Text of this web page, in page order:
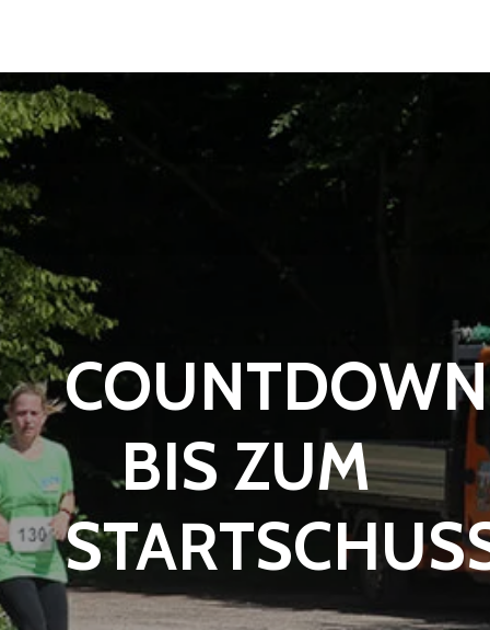
COUNTDOWN
BIS ZUM